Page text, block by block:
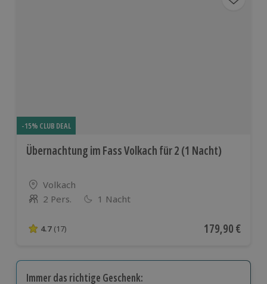
-15% CLUB DEAL
Übernachtung im Fass Volkach für 2 (1 Nacht)
Standort
Volkach
Anzahl der Teilnehmer
2 Pers. 1 Nacht
4.7 von 5 Sternen basierend auf 17 Bewertungen
4.7 (17) Aktueller Preis
179,90 €
Immer das richtige Geschenk: